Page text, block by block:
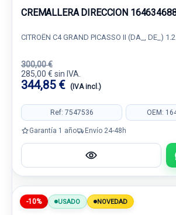
CREMALLERA DIRECCION
CITROËN C4 GRAND PICASSO II (DA_, DE_)
300,00 €
285,00 € sin IVA.
344,85 € (IVA incl.)
Ref: 7547536 OEM:
Garantía 1 año Envío 24-48h
-10% USADO NOVEDAD